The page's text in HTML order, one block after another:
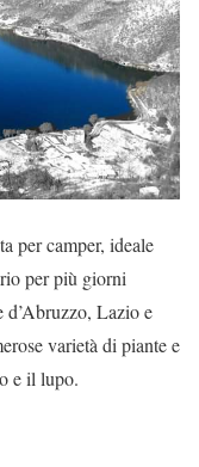
per camper, ideale
per più giorni
d’Abruzzo, Lazio e
varietà di piante e
e il lupo.